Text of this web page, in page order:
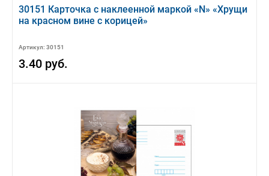
30151 Карточка с наклеенной маркой «N» «Хрущи
на красном вине с корицей»
Артикул: 30151
3.40 руб.